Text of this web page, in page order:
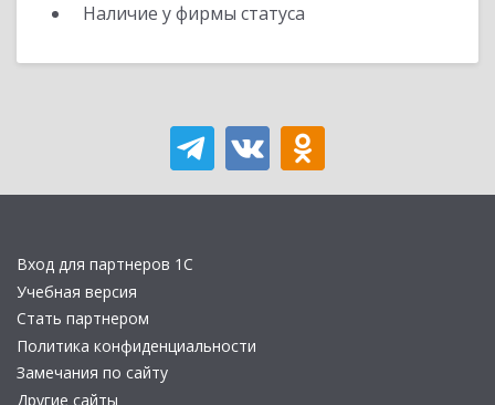
Наличие у фирмы статуса
Вход для партнеров 1С
Учебная версия
Стать партнером
Политика конфиденциальности
Замечания по сайту
Другие сайты